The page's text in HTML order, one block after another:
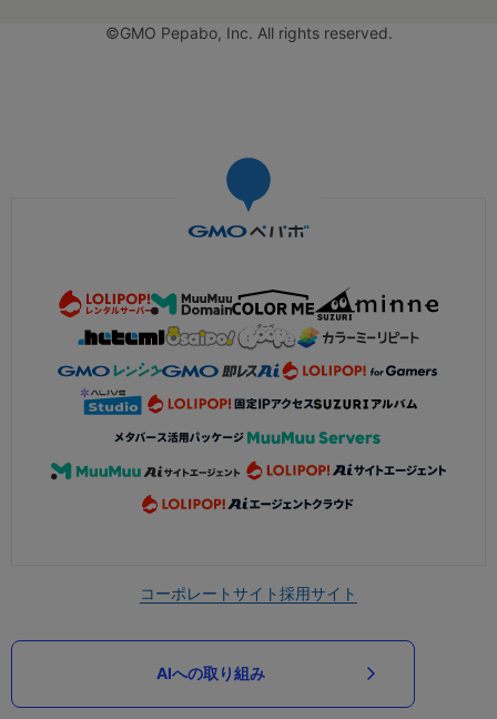
©GMO Pepabo, Inc. All rights reserved.
コーポレートサイト採用サイト
AIへの取り組み